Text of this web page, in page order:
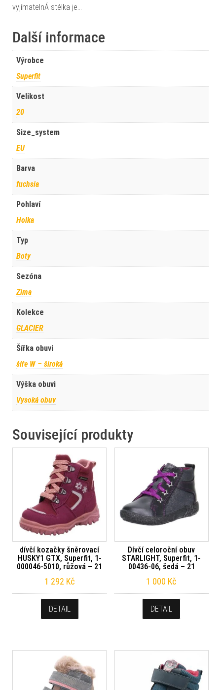
vyjímatelnÁ stélka je…
Další informace
Výrobce
Superfit
Velikost
20
Size_system
EU
Barva
fuchsia
Pohlaví
Holka
Typ
Boty
Sezóna
Zima
Kolekce
GLACIER
Šířka obuvi
šíře W – široká
Výška obuvi
Vysoká obuv
Související produkty
dívčí kozačky šněrovací
HUSKY1 GTX, Superfit, 1-
000046-5010, růžová – 21
1 292 Kč
DETAIL
Dívčí celoroční obuv
STARLIGHT, Superfit, 1-
00436-06, šedá – 21
1 000 Kč
DETAIL